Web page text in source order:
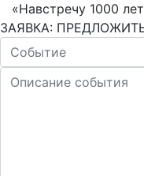
«Навстречу 1000
ЗАЯВКА: